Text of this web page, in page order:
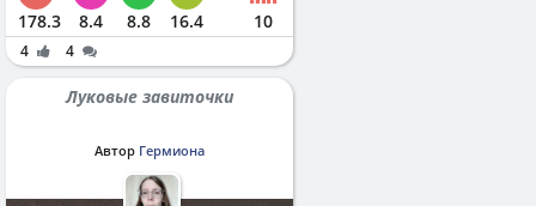
178.3 8.4 8.8 16.4 10
4 4
Луковые завиточки
Автор Гермиона